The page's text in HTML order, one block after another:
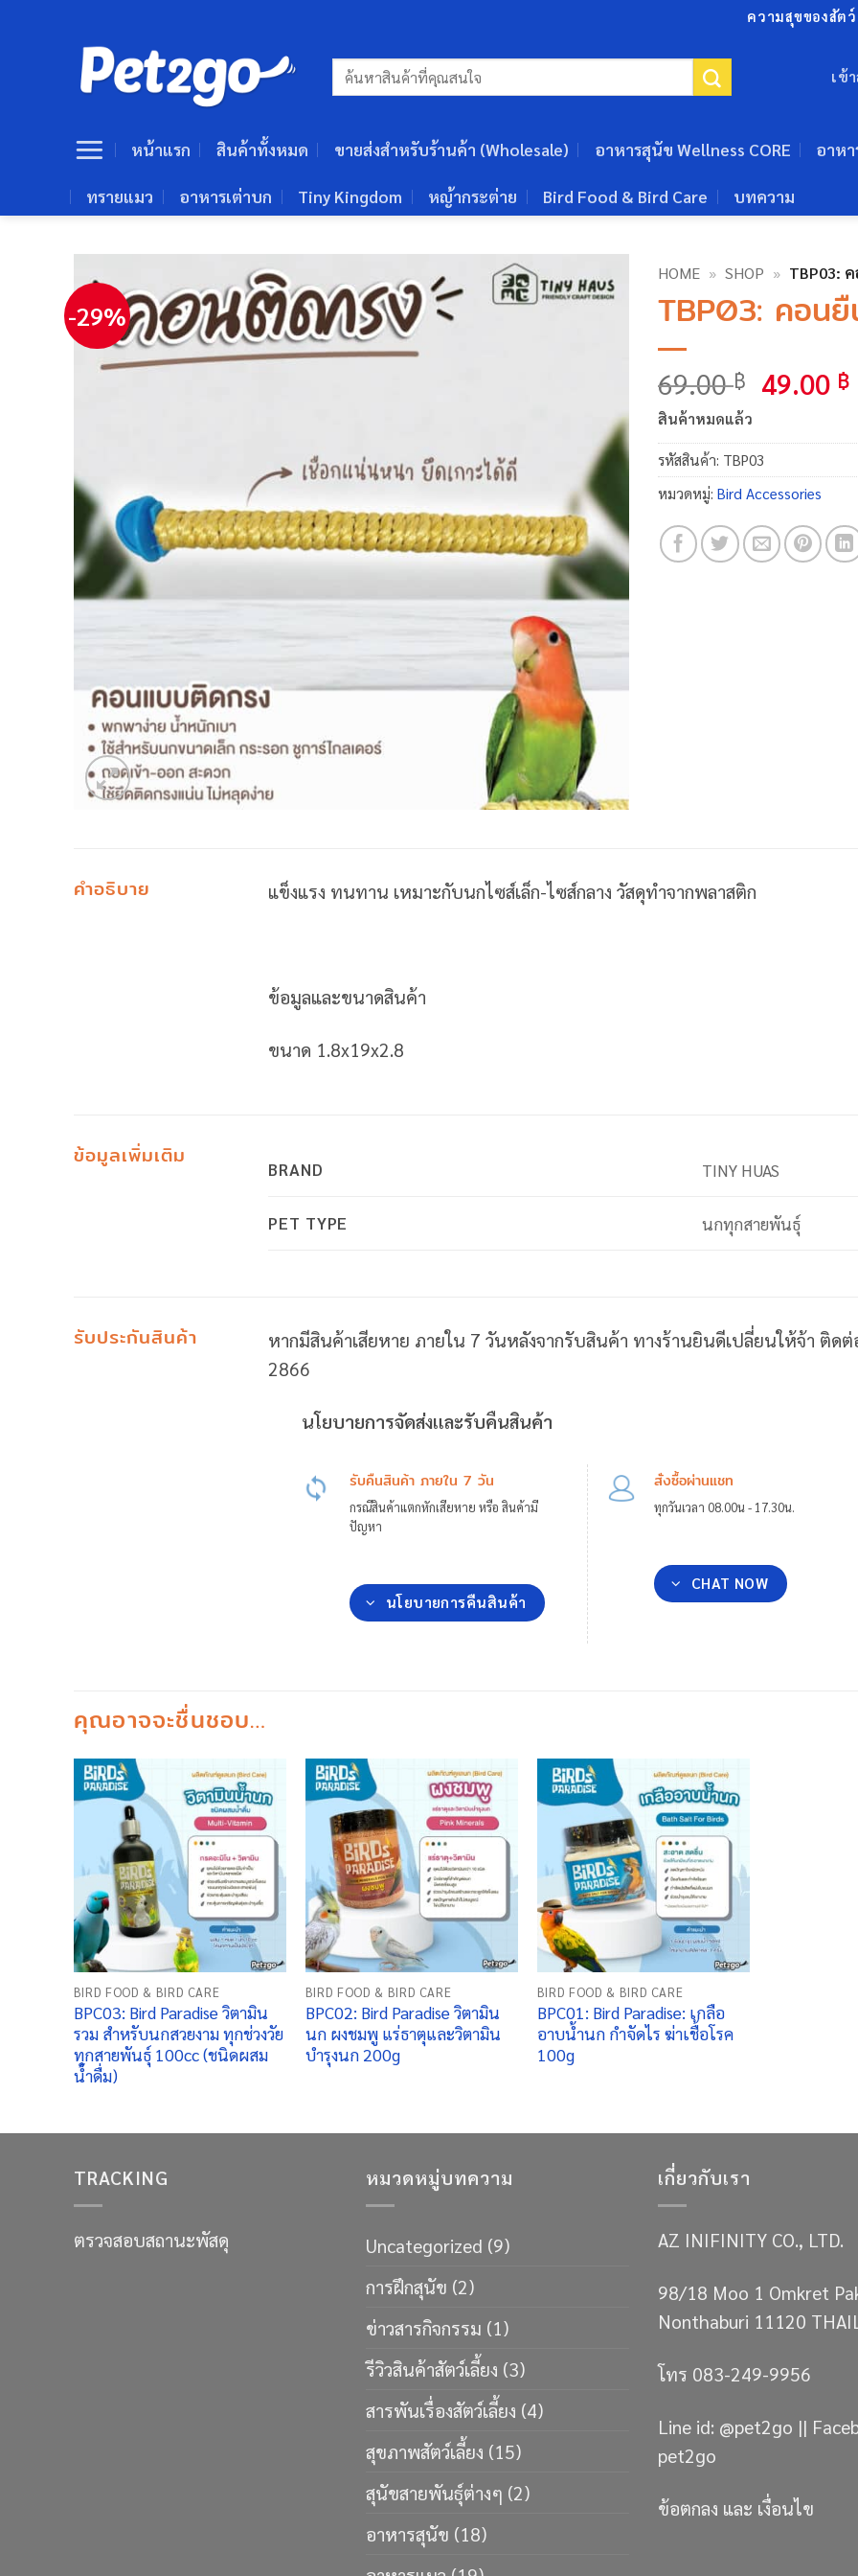
ความสุขของสัตว์
ค้นหา: เข้
หน้าแรก สินค้าทั้งหมด ขายส่งสำหรับร้านค้า (Wholesale) อาหารสุนัข Wellness CORE อาหา
ทรายแมว อาหารเต่าบก Tiny Kingdom หญ้ากระต่าย Bird Food & Bird Care บทความ
-29%
HOME » SHOP » TBP03:
TBP03: คอน
69.00฿ Original
was:
69.00 ฿.
49.00 ฿
สินค้าหมดแล้ว
รหัสสินค้า: TBP03
หมวดหมู่: Bird Accessories
คำอธิบาย แข็งแรง ทนทาน เหมาะกับนกไซส์เล็ก-ไซส์กลาง วัสดุทำจากพลาสติก
ข้อมูลและขนาดสินค้า
ขนาด 1.8x19x2.8
ข้อมูลเพิ่มเติม BRAND TINY HUAS
PET TYPE นกทุกสายพันธุ์
รับประกันสินค้า
หากมีสินค้าเสียหาย ภายใน 7 วันหลังจากรับสินค้า ทางร้านยินดีเปลี่ยนให้จ้า ติด
2866
นโยบายการจัดส่งและรับคืนสินค้า
รับคืนสินค้า ภายใน 7 วัน
กรณีสินค้าแตกหักเสียหาย หรือ สินค้ามี
ปัญหา
นโยบายการคืนสินค้า
สั่งซื้อผ่านแชท
ทุกวันเวลา 08.00น - 17.30น.
CHAT NOW
คุณอาจจะชื่นชอบ…
+
BIRD FOOD & BIRD CARE
BPC03: Bird Paradise วิตามิน
รวม สำหรับนกสวยงาม ทุกช่วงวัย
ทุกสายพันธุ์ 100cc (ชนิดผสม
น้ำดื่ม)
+
BIRD FOOD & BIRD CARE
BPC02: Bird Paradise วิตามิน
นก ผงชมพู แร่ธาตุและวิตามิน
บำรุงนก 200g
+
BIRD FOOD & BIRD CARE
BPC01: Bird Paradise: เกลือ
อาบน้ำนก กำจัดไร ฆ่าเชื้อโรค
100g
TRACKING
ตรวจสอบสถานะพัสดุ
หมวดหมู่บทความ
Uncategorized (9)
การฝึกสุนัข (2)
ข่าวสารกิจกรรม (1)
รีวิวสินค้าสัตว์เลี้ยง (3)
สารพันเรื่องสัตว์เลี้ยง (4)
สุขภาพสัตว์เลี้ยง (15)
สุนัขสายพันธ์ุต่างๆ (2)
อาหารสุนัข (18)
เกี่ยวกับเรา
AZ INIFINITY CO., LTD.
98/18 Moo 1 Omkret
Nonthaburi 11120
โทร 083-249-9956
Line id: @pet2go ||
pet2go
ข้อตกลง และ เงื่อนไข